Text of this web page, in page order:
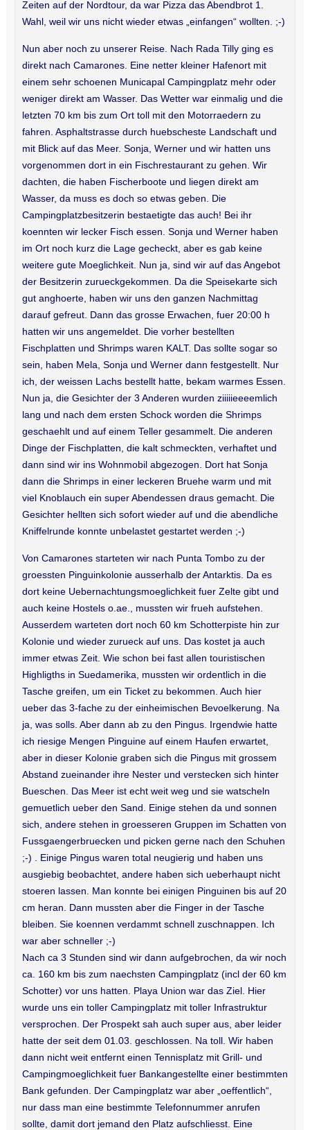
Zeiten auf der Nordtour, da war Pizza das Abendbrot 1.
Wahl, weil wir uns nicht wieder etwas „einfangen“ wollten. ;-)
Nun aber noch zu unserer Reise. Nach Rada Tilly ging es
direkt nach Camarones. Eine netter kleiner Hafenort mit
einem sehr schoenen Municapal Campingplatz mehr oder
weniger direkt am Wasser. Das Wetter war einmalig und die
letzten 70 km bis zum Ort toll mit den Motorraedern zu
fahren. Asphaltstrasse durch huebscheste Landschaft und
mit Blick auf das Meer. Sonja, Werner und wir hatten uns
vorgenommen dort in ein Fischrestaurant zu gehen. Wir
dachten, die haben Fischerboote und liegen direkt am
Wasser, da muss es doch so etwas geben. Die
Campingplatzbesitzerin bestaetigte das auch! Bei ihr
koennten wir lecker Fisch essen. Sonja und Werner haben
im Ort noch kurz die Lage gecheckt, aber es gab keine
weitere gute Moeglichkeit. Nun ja, sind wir auf das Angebot
der Besitzerin zurueckgekommen. Da die Speisekarte sich
gut anghoerte, haben wir uns den ganzen Nachmittag
darauf gefreut. Dann das grosse Erwachen, fuer 20:00 h
hatten wir uns angemeldet. Die vorher bestellten
Fischplatten und Shrimps waren KALT. Das sollte sogar so
sein, haben Mela, Sonja und Werner dann festgestellt. Nur
ich, der weissen Lachs bestellt hatte, bekam warmes Essen.
Nun ja, die Gesichter der 3 Anderen wurden ziiiiieeeemlich
lang und nach dem ersten Schock worden die Shrimps
geschaehlt und auf einem Teller gesammelt. Die anderen
Dinge der Fischplatten, die kalt schmeckten, verhaftet und
dann sind wir ins Wohnmobil abgezogen. Dort hat Sonja
dann die Shrimps in einer leckeren Bruehe warm und mit
viel Knoblauch ein super Abendessen draus gemacht. Die
Gesichter hellten sich sofort wieder auf und die abendliche
Kniffelrunde konnte unbelastet gestartet werden ;-)
Von Camarones starteten wir nach Punta Tombo zu der
groessten Pinguinkolonie ausserhalb der Antarktis. Da es
dort keine Uebernachtungsmoeglichkeit fuer Zelte gibt und
auch keine Hostels o.ae., mussten wir frueh aufstehen.
Ausserdem warteten dort noch 60 km Schotterpiste hin zur
Kolonie und wieder zurueck auf uns. Das kostet ja auch
immer etwas Zeit. Wie schon bei fast allen touristischen
Highligths in Suedamerika, mussten wir ordentlich in die
Tasche greifen, um ein Ticket zu bekommen. Auch hier
ueber das 3-fache zu der einheimischen Bevoelkerung. Na
ja, was solls. Aber dann ab zu den Pingus. Irgendwie hatte
ich riesige Mengen Pinguine auf einem Haufen erwartet,
aber in dieser Kolonie graben sich die Pingus mit grossem
Abstand zueinander ihre Nester und verstecken sich hinter
Bueschen. Das Meer ist echt weit weg und sie watscheln
gemuetlich ueber den Sand. Einige stehen da und sonnen
sich, andere stehen in groesseren Gruppen im Schatten von
Fussgaengerbruecken und picken gerne nach den Schuhen
;-) . Einige Pingus waren total neugierig und haben uns
ausgiebig beobachtet, andere haben sich ueberhaupt nicht
stoeren lassen. Man konnte bei einigen Pinguinen bis auf 20
cm heran. Dann mussten aber die Finger in der Tasche
bleiben. Sie koennen verdammt schnell zuschnappen. Ich
war aber schneller ;-)
Nach ca 3 Stunden sind wir dann aufgebrochen, da wir noch
ca. 160 km bis zum naechsten Campingplatz (incl der 60 km
Schotter) vor uns hatten. Playa Union war das Ziel. Hier
wurde uns ein toller Campingplatz mit toller Infrastruktur
versprochen. Der Prospekt sah auch super aus, aber leider
hatte der seit dem 01.03. geschlossen. Na toll. Wir haben
dann nicht weit entfernt einen Tennisplatz mit Grill- und
Campingmoeglichkeit fuer Bankangestellte einer bestimmten
Bank gefunden. Der Campingplatz war aber „oeffentlich“,
nur dass man eine bestimmte Telefonnummer anrufen
sollte, damit dort jemand den Platz aufschliesst. Eine